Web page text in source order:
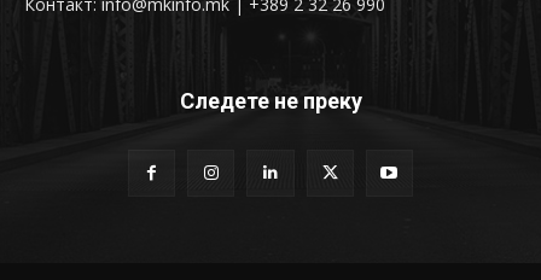
Следете не преку